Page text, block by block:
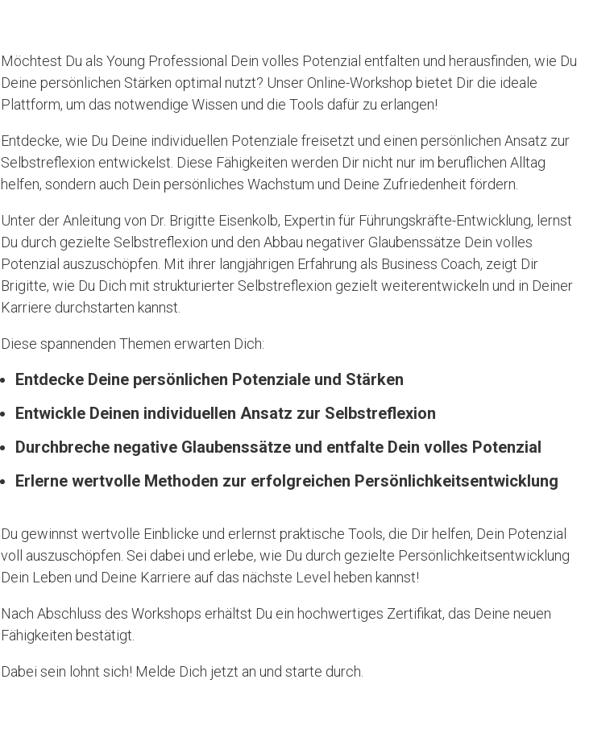
Möchtest Du als Young Professional Dein volles Potenzial entfalten und herausfinden, wie Du
Deine persönlichen Stärken optimal nutzt? Unser Online-Workshop bietet Dir die ideale
Plattform, um das notwendige Wissen und die Tools dafür zu erlangen!
Entdecke, wie Du Deine individuellen Potenziale freisetzt und einen persönlichen Ansatz zur
Selbstreflexion entwickelst. Diese Fähigkeiten werden Dir nicht nur im beruflichen Alltag
helfen, sondern auch Dein persönliches Wachstum und Deine Zufriedenheit fördern.
Unter der Anleitung von Dr. Brigitte Eisenkolb, Expertin für Führungskräfte-Entwicklung, lernst
Du durch gezielte Selbstreflexion und den Abbau negativer Glaubenssätze Dein volles
Potenzial auszuschöpfen. Mit ihrer langjährigen Erfahrung als Business Coach, zeigt Dir
Brigitte, wie Du Dich mit strukturierter Selbstreflexion gezielt weiterentwickeln und in Deiner
Karriere durchstarten kannst.
Diese spannenden Themen erwarten Dich:
Entdecke Deine persönlichen Potenziale und Stärken
Entwickle Deinen individuellen Ansatz zur Selbstreflexion
Durchbreche negative Glaubenssätze und entfalte Dein volles Potenzial
Erlerne wertvolle Methoden zur erfolgreichen Persönlichkeitsentwicklung
Du gewinnst wertvolle Einblicke und erlernst praktische Tools, die Dir helfen, Dein Potenzial
voll auszuschöpfen. Sei dabei und erlebe, wie Du durch gezielte Persönlichkeitsentwicklung
Dein Leben und Deine Karriere auf das nächste Level heben kannst!
Nach Abschluss des Workshops erhältst Du ein hochwertiges Zertifikat, das Deine neuen
Fähigkeiten bestätigt.
Dabei sein lohnt sich! Melde Dich jetzt an und starte durch.